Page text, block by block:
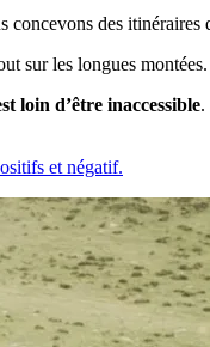
concevons des
sur les longues montées.
loin d’être inaccessible.
et négatif.